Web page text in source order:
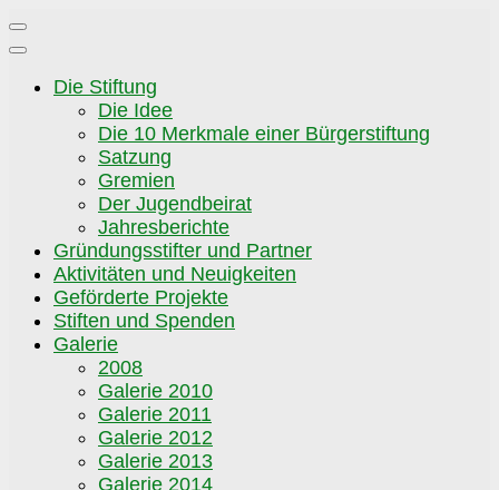
Zum
Inhalt
Die Stiftung
Die Idee
Die 10 Merkmale einer Bürgerstiftung
Satzung
Gremien
Der Jugendbeirat
Jahresberichte
Gründungsstifter und Partner
Aktivitäten und Neuigkeiten
Geförderte Projekte
Stiften und Spenden
Galerie
2008
Galerie 2010
Galerie 2011
Galerie 2012
Galerie 2013
Galerie 2014